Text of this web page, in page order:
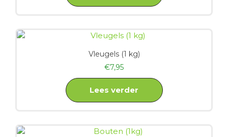
Vleugels (1 kg)
€7,95
Lees verder